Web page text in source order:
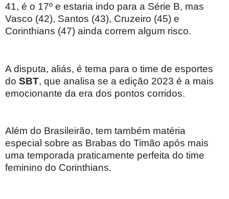
41, é o 17º e estaria indo para a Série B, mas
Vasco (42), Santos (43), Cruzeiro (45) e
Corinthians (47) ainda correm algum risco.
A disputa, aliás, é tema para o time de esportes
do SBT, que analisa se a edição 2023 é a mais
emocionante da era dos pontos corridos.
Além do Brasileirão, tem também matéria
especial sobre as Brabas do Timão após mais
uma temporada praticamente perfeita do time
feminino do Corinthians.